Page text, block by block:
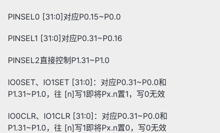
PINSEL0 [31:0]对应P0.15~P0.0
PINSEL1 [31:0]对应P0.31~P0.16
PINSEL2直接控制P1.31~P1.0
IO0SET、IO1SET [31:0]：对应P0.31~P0.0和
P1.31~P1.0，往 [n]写1即将Px.n置1，写0无效
IO0CLR、IO1CLR [31:0]：对应P0.31~P0.0和
P1.31~P1.0，往 [n]写1即将Px.n置0，写0无效